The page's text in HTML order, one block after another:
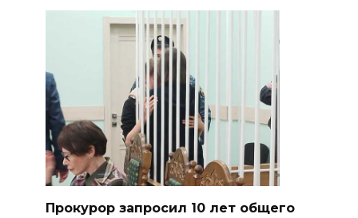
​Прокурор запросил 10 лет общего